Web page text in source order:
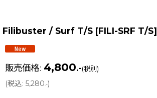
Filibuster / Surf T/S [FILI-SRF T/S]
販売価格: 4,800.-(税別)
(税込: 5,280.-)